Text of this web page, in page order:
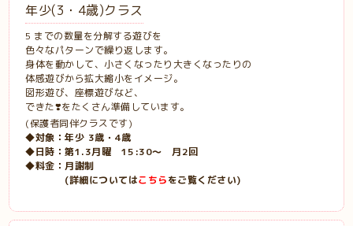
年少(3・4歳)クラス
5 までの数量を分解する遊びを
色々なパターンで繰り返します。
身体を動かして、小さくなったり大きくなったりの
体感遊びから拡大縮小をイメージ。
図形遊び、座標遊びなど、
できた❣️をたくさん準備しています。
(保護者同伴クラスです)
◆対象：年少 3歳・4歳
◆日時：第1.3月曜 15:30〜 月2回
◆料金：月謝制
(詳細についてはこちらをご覧ください)